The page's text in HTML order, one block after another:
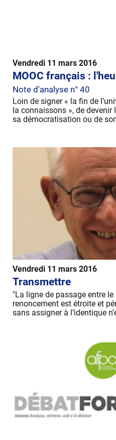
Vendredi 11 mars 2016
MOOC français :
Note d'analyse n° 40
Loin de signer « la fin de
la connaissons », de devenir
sa démocratisation ou de
Vendredi 11 mars 2016
Transmettre
"La ligne de passage entre
renoncement est étroite et
sans assigner à l’identique